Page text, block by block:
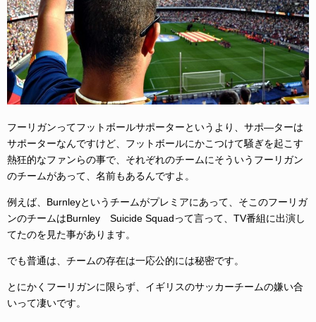
フーリガンってフットボールサポーターというより、サポ―ターは
サポーターなんですけど、フットボールにかこつけて騒ぎを起こす
熱狂的なファンらの事で、それぞれのチームにそういうフーリガン
のチームがあって、名前もあるんですよ。
例えば、Burnleyというチームがプレミアにあって、そこのフーリガ
ンのチームはBurnley Suicide Squadって言って、TV番組に出演し
てたのを見た事があります。
でも普通は、チームの存在は一応公的には秘密です。
とにかくフーリガンに限らず、イギリスのサッカーチームの嫌い合
いって凄いです。